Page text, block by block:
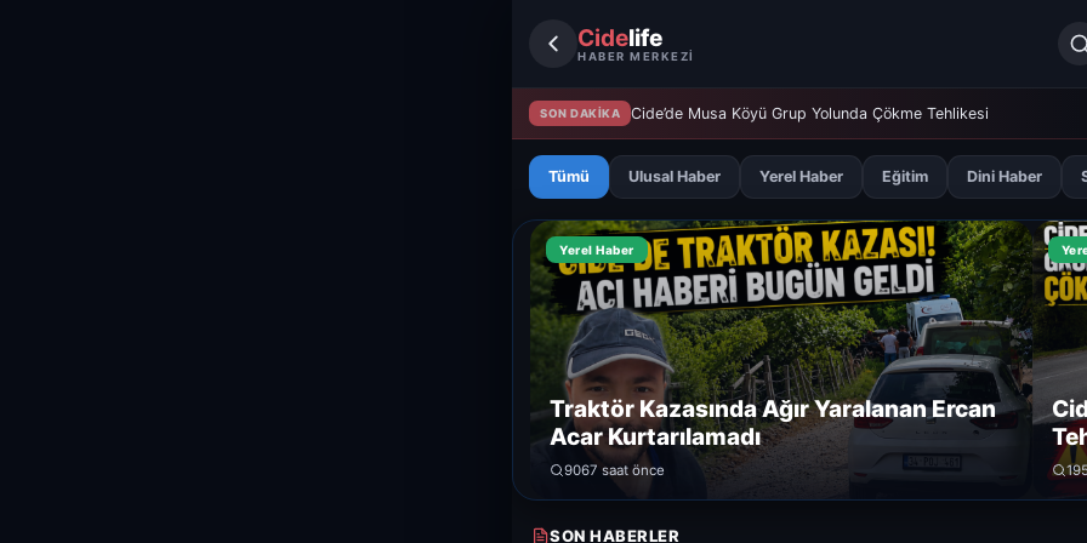
Cidelife
HABER MERKEZİ
SON DAKİKA Cide’de Musa Köyü Grup Yolunda Çökme Tehlikesi
Tümü Ulusal Haber Yerel Haber Eğitim Dini Haber
Yerel Haber
Traktör Kazasında Ağır Yaralanan Ercan
Acar Kurtarılamadı
9067 saat önce
SON HABERLER